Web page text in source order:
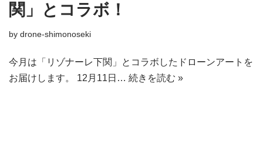
関」とコラボ！
by drone-shimonoseki
今月は「リゾナーレ下関」とコラボしたドローンアートを
お届けします。 12月11日… 続きを読む »